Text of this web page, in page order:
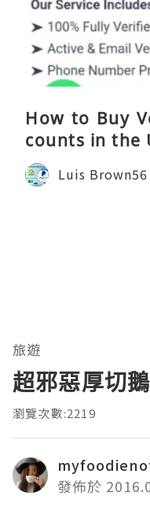
How to Buy
counts in the
Luis Brown56
旅遊
超邪惡厚切
瀏覽次數:2219
發佈於